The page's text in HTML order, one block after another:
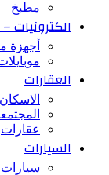
مطبخ –
الكترونيات
أجهزة
العقارات
عقارات
السيارات
سيارات